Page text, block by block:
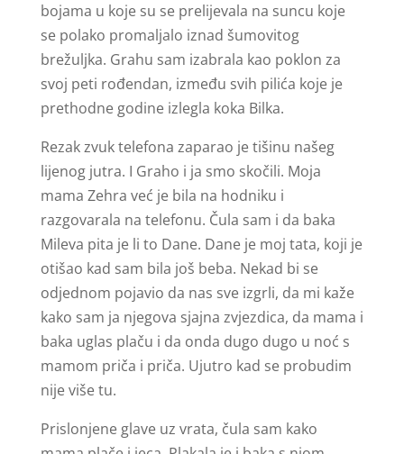
bojama u koje su se prelijevala na suncu koje
se polako promaljalo iznad šumovitog
brežuljka. Grahu sam izabrala kao poklon za
svoj peti rođendan, između svih pilića koje je
prethodne godine izlegla koka Bilka.
Rezak zvuk telefona zaparao je tišinu našeg
lijenog jutra. I Graho i ja smo skočili. Moja
mama Zehra već je bila na hodniku i
razgovarala na telefonu. Čula sam i da baka
Mileva pita je li to Dane. Dane je moj tata, koji je
otišao kad sam bila još beba. Nekad bi se
odjednom pojavio da nas sve izgrli, da mi kaže
kako sam ja njegova sjajna zvjezdica, da mama i
baka uglas plaču i da onda dugo dugo u noć s
mamom priča i priča. Ujutro kad se probudim
nije više tu.
Prislonjene glave uz vrata, čula sam kako